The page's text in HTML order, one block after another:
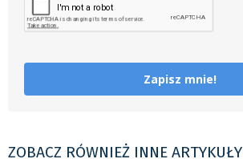
Zapisz mnie!
ZOBACZ RÓWNIEŻ INNE ARTYKUŁY